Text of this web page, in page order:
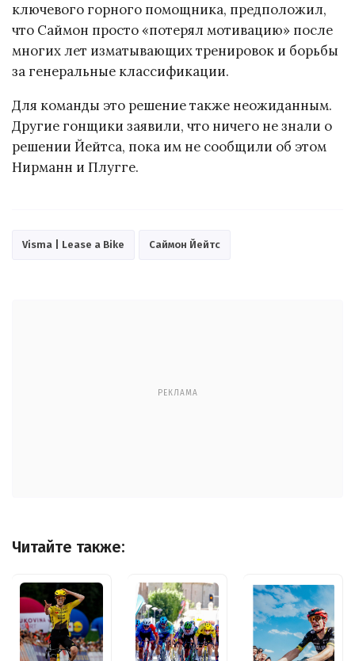
ключевого горного помощника, предположил,
что Саймон просто «потерял мотивацию» после
многих лет изматывающих тренировок и борьбы
за генеральные классификации.
Для команды это решение также неожиданным.
Другие гонщики заявили, что ничего не знали о
решении Йейтса, пока им не сообщили об этом
Нирманн и Плугге.
Visma | Lease a Bike Саймон Йейтс
РЕКЛАМА
Читайте также: